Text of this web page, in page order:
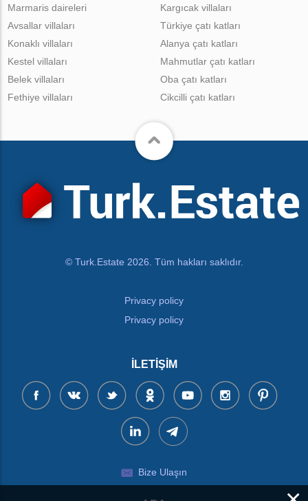
Marmaris daireleri
Kargıcak villaları
Avsallar villaları
Konaklı villaları
Kestel villaları
Belek villaları
Fethiye villaları
Türkiye çatı katları
Alanya çatı katları
Mahmutlar çatı katları
Oba çatı katları
Cikcilli çatı katları
© Turk.Estate 2026. Tüm hakları saklıdır.
Privacy policy
Privacy policy
İLETIŞIM
Bize Ulaşın